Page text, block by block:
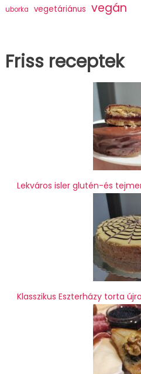
uborka vegetáriánus vegán
Friss receptek
Lekváros isler glutén-és
Klasszikus Eszterházy torta